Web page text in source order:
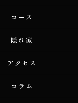
コース
隠れ家
アクセス
コラム